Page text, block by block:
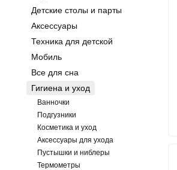
Детские столы и парты
Аксессуары
Техника для детской
Мобиль
Все для сна
Гигиена и уход
Ванночки
Подгузники
Косметика и уход
Аксессуары для ухода
Пустышки и ниблеры
Термометры